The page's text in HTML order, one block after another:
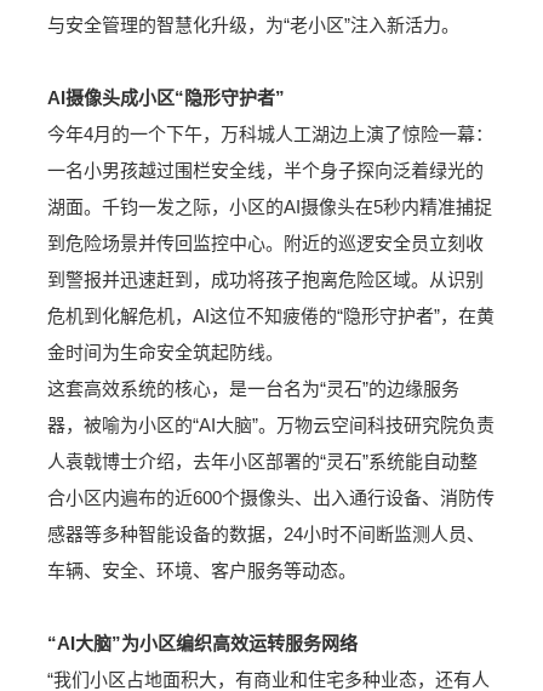
与安全管理的智慧化升级，为“老小区”注入新活力。
AI摄像头成小区“隐形守护者”
今年4月的一个下午，万科城人工湖边上演了惊险一幕：
一名小男孩越过围栏安全线，半个身子探向泛着绿光的
湖面。千钧一发之际，小区的AI摄像头在5秒内精准捕捉
到危险场景并传回监控中心。附近的巡逻安全员立刻收
到警报并迅速赶到，成功将孩子抱离危险区域。从识别
危机到化解危机，AI这位不知疲倦的“隐形守护者”，在黄
金时间为生命安全筑起防线。
这套高效系统的核心，是一台名为“灵石”的边缘服务
器，被喻为小区的“AI大脑”。万物云空间科技研究院负责
人袁戟博士介绍，去年小区部署的“灵石”系统能自动整
合小区内遍布的近600个摄像头、出入通行设备、消防传
感器等多种智能设备的数据，24小时不间断监测人员、
车辆、安全、环境、客户服务等动态。
“AI大脑”为小区编织高效运转服务网络
“我们小区占地面积大，有商业和住宅多种业态，还有人